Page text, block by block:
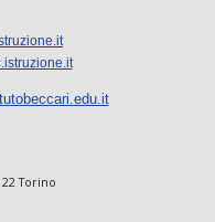
22 Torino